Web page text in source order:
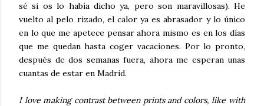
sé si os lo había dicho ya, pero son maravillosas). He
vuelto al pelo rizado, el calor ya es abrasador y lo único
en lo que me apetece pensar ahora mismo es en los días
que me quedan hasta coger vacaciones. Por lo pronto,
después de dos semanas fuera, ahora me esperan unas
cuantas de estar en Madrid.
I love making contrast between prints and colors, like with